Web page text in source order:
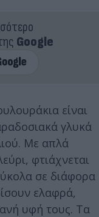
Google
είναι
γλυκά
Με απλά
φτιάχνεται
σε διάφορα
ελαφρά,
υφή τους. Τα